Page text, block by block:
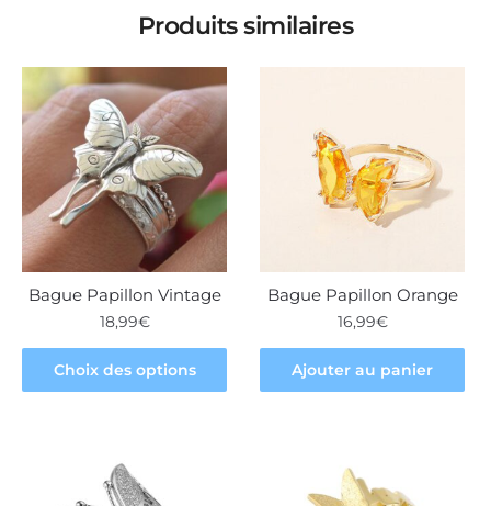
Produits similaires
Bague Papillon Vintage
18,99€
Choix des options
Ce
produit
variations.
Bague Papillon Orange
16,99€
Ajouter au panier